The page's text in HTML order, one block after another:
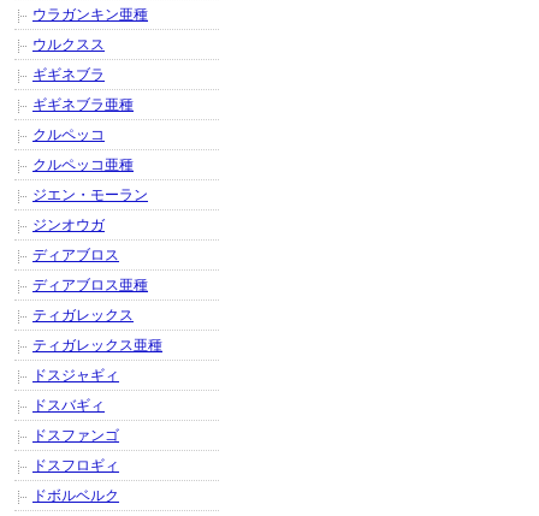
ウラガンキン亜種
ウルクスス
ギギネブラ
ギギネブラ亜種
クルペッコ
クルペッコ亜種
ジエン・モーラン
ジンオウガ
ディアブロス
ディアブロス亜種
ティガレックス
ティガレックス亜種
ドスジャギィ
ドスバギィ
ドスファンゴ
ドスフロギィ
ドボルベルク